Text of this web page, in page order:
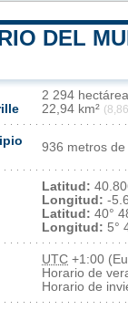
DEL
2 294
22,94 km²
936 metros de
Latitud:
Longitud: -
Latitud: 40°
Longitud: 5°
UTC +1:00
Horario de
Horario de